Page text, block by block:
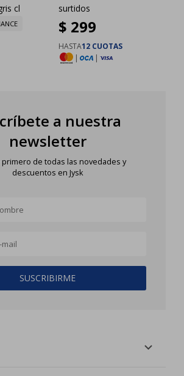
cl
surtidos
$ 299
HASTA12 CUOTAS
|
|
a nuestra
newsletter
primero de todas las novedades y
descuentos en Jysk
SUSCRIBIRME